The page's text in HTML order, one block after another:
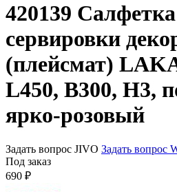
420139
сервировки
(плейсмат)
L450, B300, H3,
ярко-розовый
Задать вопрос JIVO Задать вопрос
Под заказ
690 ₽